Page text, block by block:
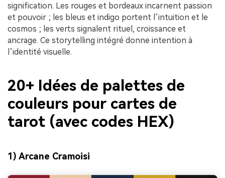
signification. Les rouges et bordeaux incarnent passion
et pouvoir ; les bleus et indigo portent l’intuition et le
cosmos ; les verts signalent rituel, croissance et
ancrage. Ce storytelling intégré donne intention à
l’identité visuelle.
20+ Idées de palettes de
couleurs pour cartes de
tarot (avec codes HEX)
1) Arcane Cramoisi